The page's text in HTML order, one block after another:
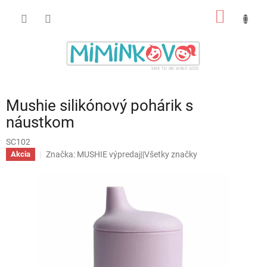
Mushie silikónový pohárik s
náustkom
SC102
Akcia Značka: MUSHIE výpredaj||Všetky značky